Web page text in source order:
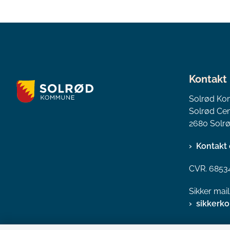
Kontakt
Solrød
Solrød
2680
CVR.
Sikker